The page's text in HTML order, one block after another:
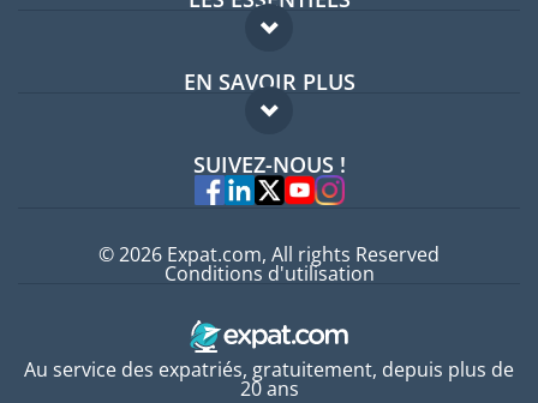
Forum expatriés
Guides pays
EN SAVOIR PLUS
FAQ
Experts
SUIVEZ-NOUS !
Au service des expatriés, gratuitement, depuis plus de
20 ans
© 2026 Expat.com, All rights Reserved
Conditions d'utilisation